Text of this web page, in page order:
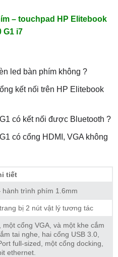
– touchpad HP Elitebook
G1 i7
led bàn phím không ?
kết nối trên HP Elitebook
có kết nối được Bluetooth ?
có cổng HDMI, VGA không
tiết
hành trình phím 1.6mm
bị 2 nút vật lý tương tác
một cổng VGA, và một khe cắm
tai nghe, hai cổng USB 3.0,
full-sized, một cổng docking,
ethernet.